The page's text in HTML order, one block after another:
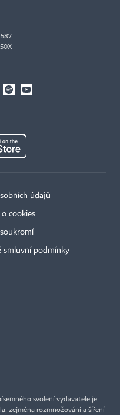
údajů
o cookies
smluvní podmínky
svolení vydavatele je
zejména rozmnožování a šíření